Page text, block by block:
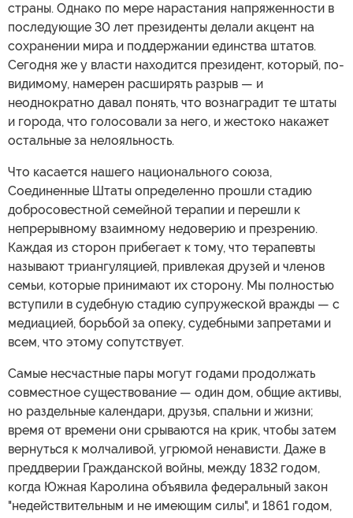
страны. Однако по мере нарастания напряженности в
последующие 30 лет президенты делали акцент на
сохранении мира и поддержании единства штатов.
Сегодня же у власти находится президент, который, по-
видимому, намерен расширять разрыв — и
неоднократно давал понять, что вознаградит те штаты
и города, что голосовали за него, и жестоко накажет
остальные за нелояльность.
Что касается нашего национального союза,
Соединенные Штаты определенно прошли стадию
добросовестной семейной терапии и перешли к
непрерывному взаимному недоверию и презрению.
Каждая из сторон прибегает к тому, что терапевты
называют триангуляцией, привлекая друзей и членов
семьи, которые принимают их сторону. Мы полностью
вступили в судебную стадию супружеской вражды — с
медиацией, борьбой за опеку, судебными запретами и
всем, что этому сопутствует.
Самые несчастные пары могут годами продолжать
совместное существование — один дом, общие активы,
но раздельные календари, друзья, спальни и жизни;
время от времени они срываются на крик, чтобы затем
вернуться к молчаливой, угрюмой ненависти. Даже в
преддверии Гражданской войны, между 1832 годом,
когда Южная Каролина объявила федеральный закон
"недействительным и не имеющим силы", и 1861 годом,